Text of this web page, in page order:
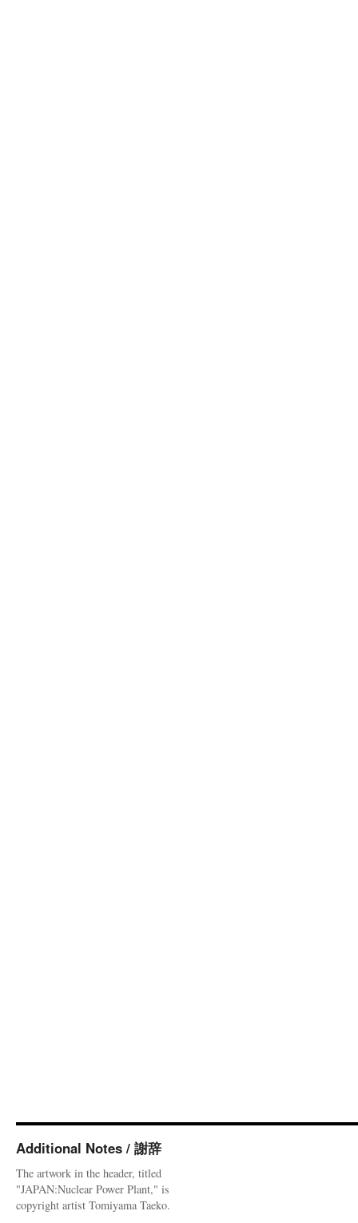
Additional Notes / 謝辞
The artwork in the header, titled
"JAPAN:Nuclear Power Plant," is
copyright artist Tomiyama Taeko.